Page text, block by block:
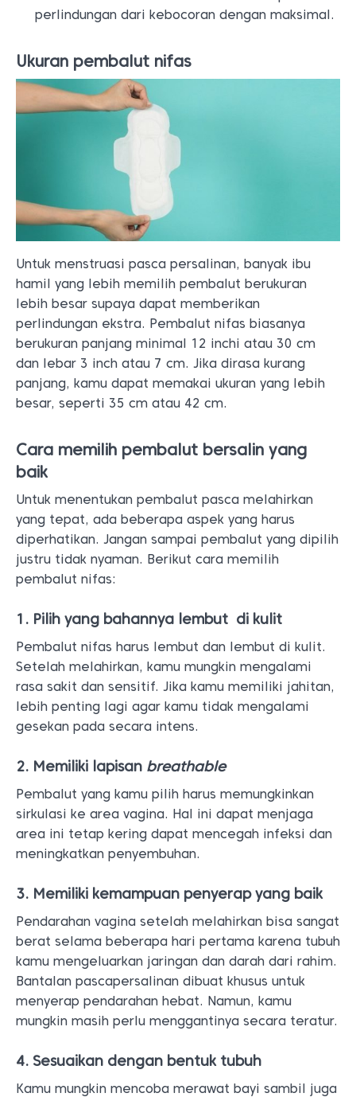
perlindungan dari kebocoran dengan maksimal.
Ukuran pembalut nifas
Untuk menstruasi pasca persalinan, banyak ibu
hamil yang lebih memilih pembalut berukuran
lebih besar supaya dapat memberikan
perlindungan ekstra. Pembalut nifas biasanya
berukuran panjang minimal 12 inchi atau 30 cm
dan lebar 3 inch atau 7 cm. Jika dirasa kurang
panjang, kamu dapat memakai ukuran yang lebih
besar, seperti 35 cm atau 42 cm.
Cara memilih pembalut bersalin yang
baik
Untuk menentukan pembalut pasca melahirkan
yang tepat, ada beberapa aspek yang harus
diperhatikan. Jangan sampai pembalut yang dipilih
justru tidak nyaman. Berikut cara memilih
pembalut nifas:
1. Pilih yang bahannya lembut di kulit
Pembalut nifas harus lembut dan lembut di kulit.
Setelah melahirkan, kamu mungkin mengalami
rasa sakit dan sensitif. Jika kamu memiliki jahitan,
lebih penting lagi agar kamu tidak mengalami
gesekan pada secara intens.
2. Memiliki lapisan breathable
Pembalut yang kamu pilih harus memungkinkan
sirkulasi ke area vagina. Hal ini dapat menjaga
area ini tetap kering dapat mencegah infeksi dan
meningkatkan penyembuhan.
3. Memiliki kemampuan penyerap yang baik
Pendarahan vagina setelah melahirkan bisa sangat
berat selama beberapa hari pertama karena tubuh
kamu mengeluarkan jaringan dan darah dari rahim.
Bantalan pascapersalinan dibuat khusus untuk
menyerap pendarahan hebat. Namun, kamu
mungkin masih perlu menggantinya secara teratur.
4. Sesuaikan dengan bentuk tubuh
Kamu mungkin mencoba merawat bayi sambil juga